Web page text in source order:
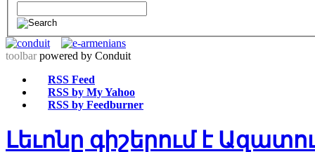
toolbar powered by Conduit
RSS Feed
RSS by My Yahoo
RSS by Feedburner
Լեւոնը գիշերում է